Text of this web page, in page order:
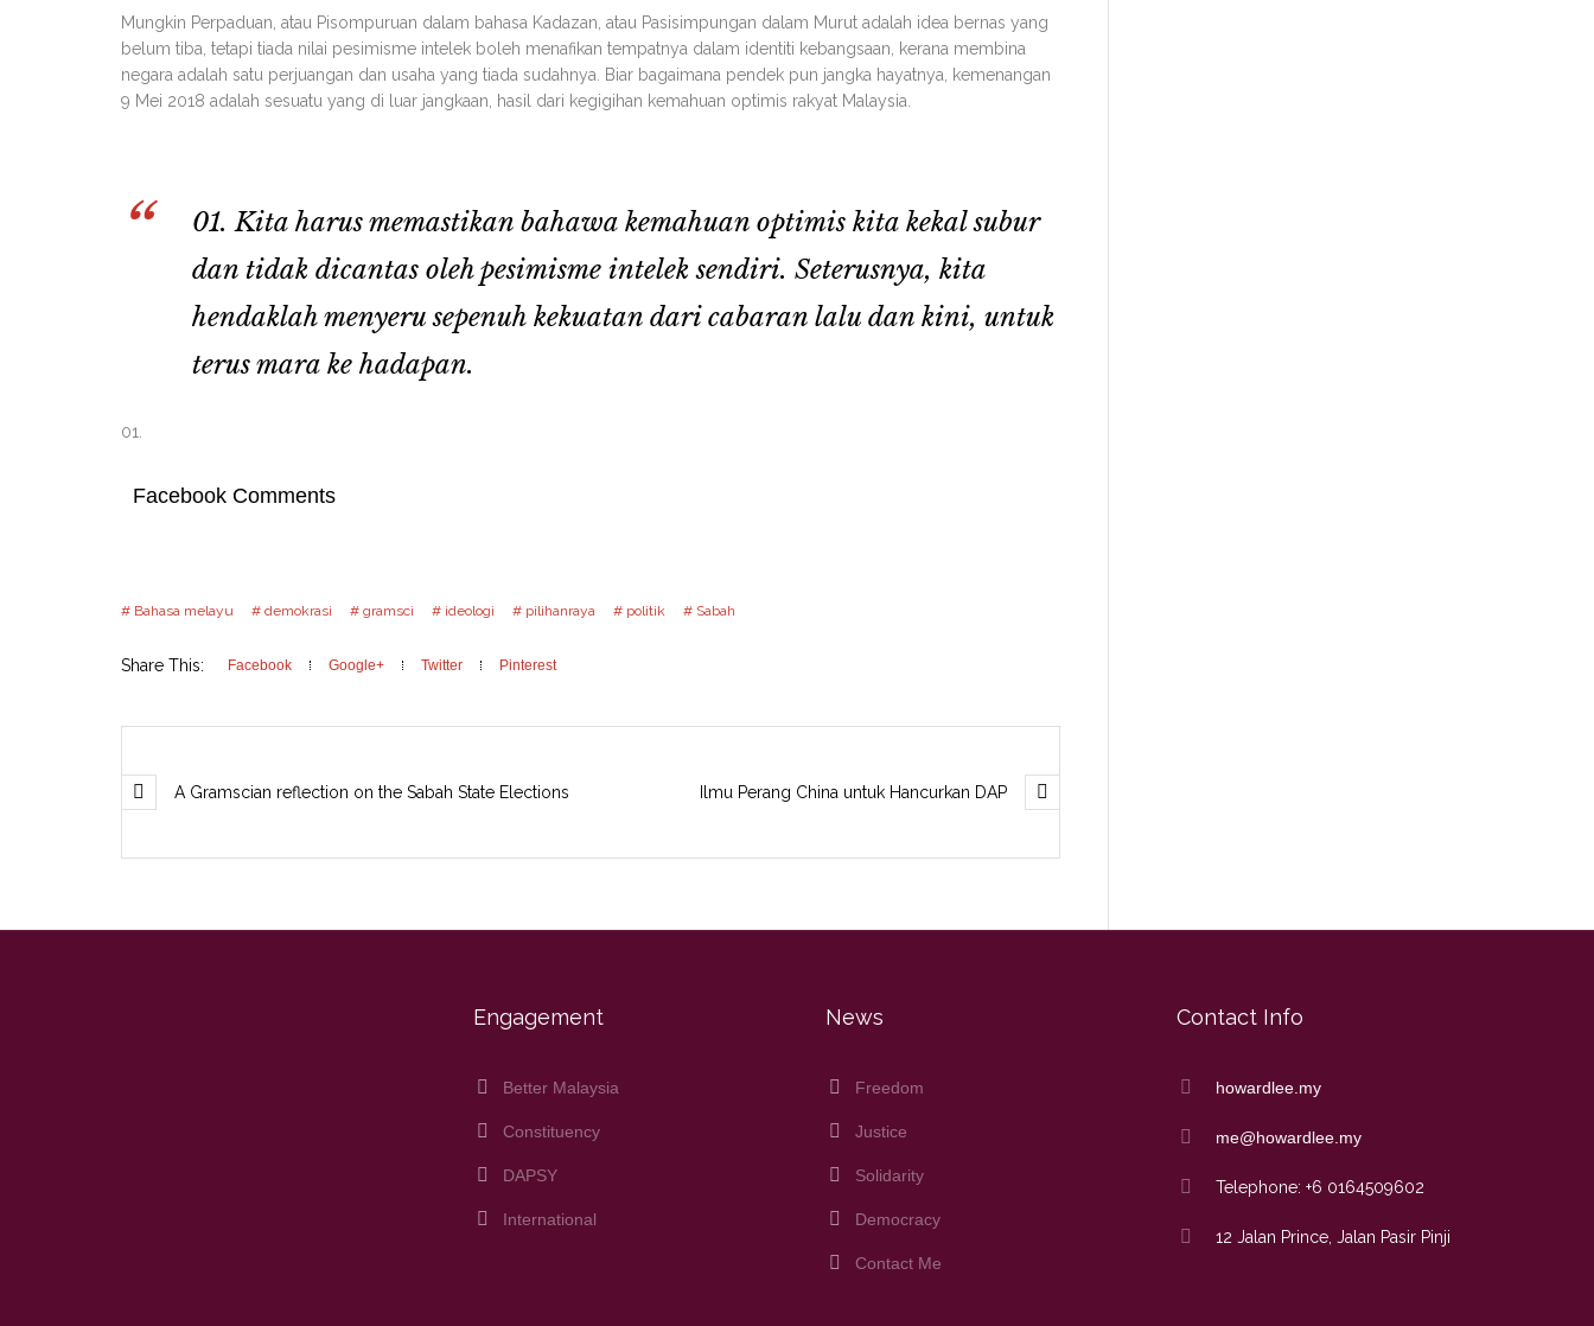
Mungkin Perpaduan, atau Pisompuruan dalam bahasa Kadazan, atau Pasisimpungan dalam Murut adalah idea bernas yang
belum tiba, tetapi tiada nilai pesimisme intelek boleh menafikan tempatnya dalam identiti kebangsaan, kerana membina
negara adalah satu perjuangan dan usaha yang tiada sudahnya. Biar bagaimana pendek pun jangka hayatnya, kemenangan
9 Mei 2018 adalah sesuatu yang di luar jangkaan, hasil dari kegigihan kemahuan optimis rakyat Malaysia.
Kita harus memastikan bahawa kemahuan optimis kita kekal subur
dan tidak dicantas oleh pesimisme intelek sendiri. Seterusnya, kita
hendaklah menyeru sepenuh kekuatan dari cabaran lalu dan kini, untuk
terus mara ke hadapan.
Facebook Comments
Bahasa melayu demokrasi gramsci ideologi pilihanraya politik Sabah
Share This: Facebook Google+ Twitter Pinterest
Ilmu Perang China untuk Hancurkan DAP
A Gramscian reflection on the Sabah State Elections
Engagement
Better Malaysia
Constituency
DAPSY
International
News
Freedom
Justice
Solidarity
Democracy
Contact Me
Contact Info
howardlee.my
me@howardlee.my
Telephone: +6 0164509602
12 Jalan Prince, Jalan Pasir Pinji